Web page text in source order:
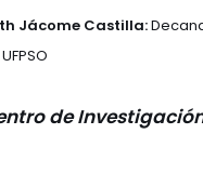
Jácome Castilla:
de